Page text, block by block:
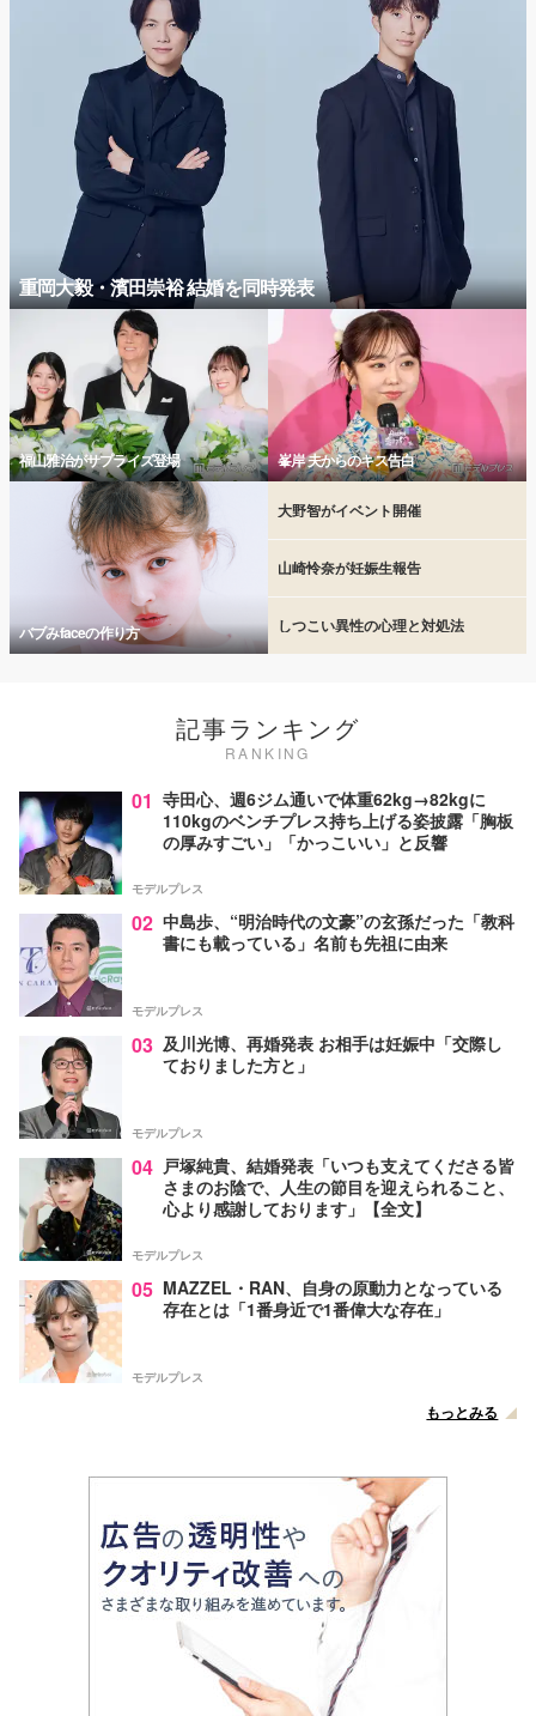
重岡大毅・濱田崇裕 結婚を同時発表
福山雅治がサプライズ登場 峯岸 夫からのキス告白
バブみfaceの作り方
大野智がイベント開催
山崎怜奈が妊娠生報告
しつこい異性の心理と対処法
記事ランキング
RANKING
01 寺田心、週6ジム通いで体重62kg→82kgに
110kgのベンチプレス持ち上げる姿披露「胸板
の厚みすごい」「かっこいい」と反響
モデルプレス
02 中島歩、“明治時代の文豪”の玄孫だった「教科
書にも載っている」名前も先祖に由来
モデルプレス
03 及川光博、再婚発表 お相手は妊娠中「交際し
ておりました方と」
モデルプレス
04 戸塚純貴、結婚発表「いつも支えてくださる皆
さまのお陰で、人生の節目を迎えられること、
心より感謝しております」【全文】
モデルプレス
05 MAZZEL・RAN、自身の原動力となっている
存在とは「1番身近で1番偉大な存在」
モデルプレス
もっとみる